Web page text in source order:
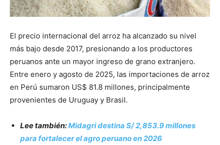
El precio internacional del arroz ha alcanzado su nivel
más bajo desde 2017, presionando a los productores
peruanos ante un mayor ingreso de grano extranjero.
Entre enero y agosto de 2025, las importaciones de arroz
en Perú sumaron US$ 81.8 millones, principalmente
provenientes de Uruguay y Brasil.
Lee también:Midagri destina S/ 2,853.9 millones
para fortalecer el agro peruano en 2026